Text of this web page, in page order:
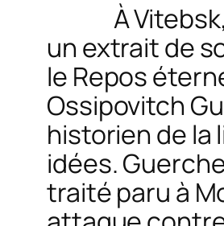
À Vitebsk,
un extrait de
le Repos
Ossipovitch
historien de la
idées.
traité paru à